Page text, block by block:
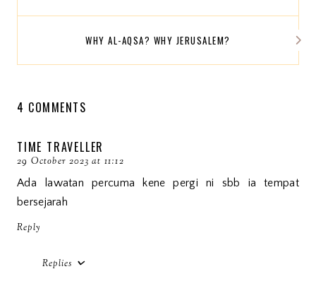
WHY AL-AQSA? WHY JERUSALEM?
4 COMMENTS
TIME TRAVELLER
29 October 2023 at 11:12
Ada lawatan percuma kene pergi ni sbb ia tempat
bersejarah
Reply
Replies